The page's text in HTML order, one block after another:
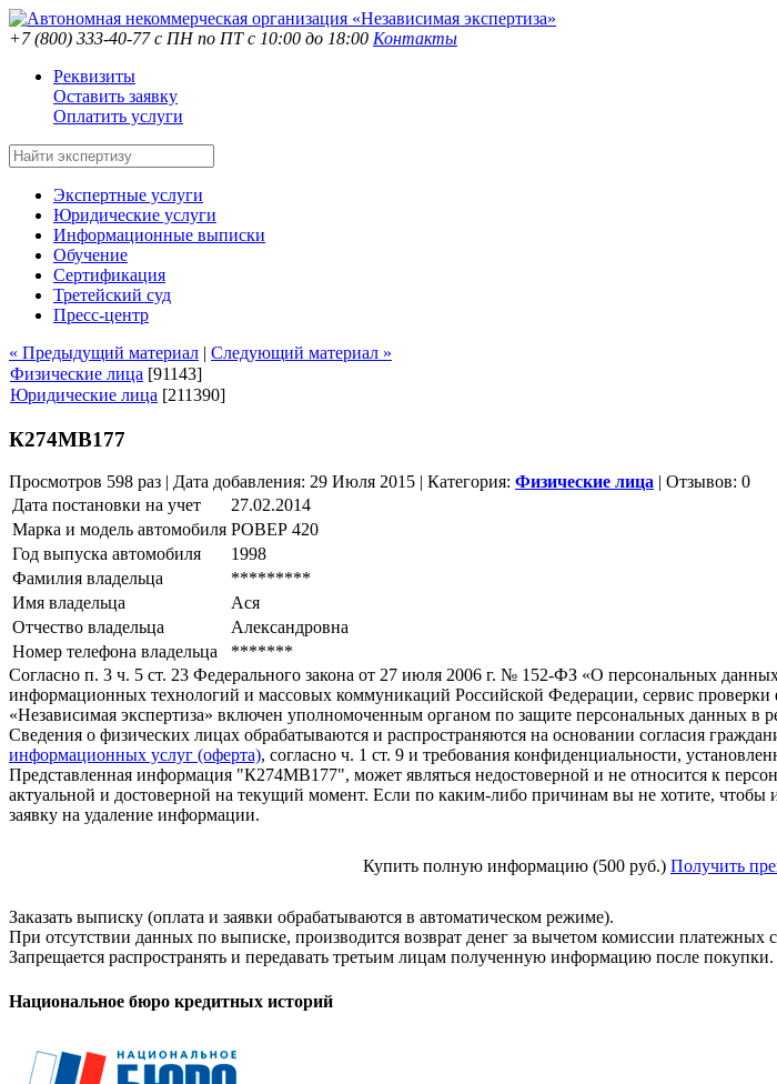
+7 (800) 333-40-77с ПН по ПТ с 10:00 до 18:00 Контакты
Реквизиты
Оставить заявку
Оплатить услуги
Экспертные услуги
Юридические услуги
Информационные выписки
Обучение
Сертификация
Третейский суд
Пресс-центр
« Предыдущий материал | Следующий материал »
Физические лица [91143]
Юридические лица [211390]
К274МВ177
Просмотров 598 раз | Дата добавления: 29 Июля 2015 | Категория: Физические лица | Отзывов: 0
Дата постановки на учет
27.02.2014
Марка и модель автомобиля РОВЕР 420
Год выпуска автомобиля
1998
Фамилия владельца
*********
Имя владельца
Ася
Отчество владельца
Александровна
Номер телефона владельца
*******
Согласно п. 3 ч. 5 ст. 23 Федерального закона от 27 июля 2006 г. № 152-ФЗ «О персональных
информационных технологий и массовых коммуникаций Российской Федерации, сервис
«Независимая экспертиза» включен уполномоченным органом по защите персональных данных в
Сведения о физических лицах обрабатываются и распространяются на основании согласия
информационных услуг (оферта), согласно ч. 1 ст. 9 и требования конфиденциальности,
Представленная информация "К274МВ177", может являться недостоверной и не относится к
актуальной и достоверной на текущий момент. Если по каким-либо причинам вы не хотите,
заявку на удаление информации.
Купить полную информацию (500 руб.) Получить
Заказать выписку (оплата и заявки обрабатываются в автоматическом режиме).
При отсутствии данных по выписке, производится возврат денег за вычетом комиссии платежных
Запрещается распространять и передавать третьим лицам полученную информацию после покупки.
Национальное бюро кредитных историй